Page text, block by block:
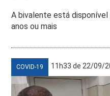
A bivalente está disponível
anos ou mais
COVID-19 11h33 de 22/09/